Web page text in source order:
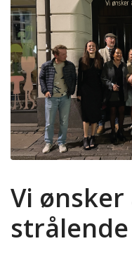
Vi